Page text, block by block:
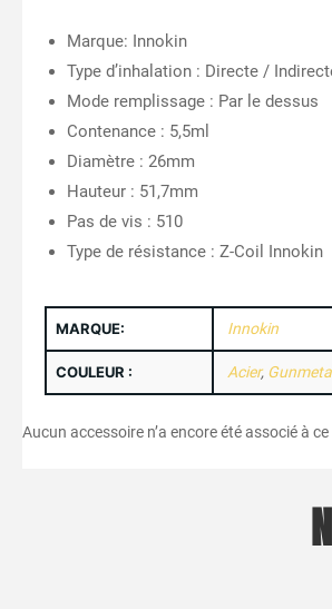
Marque: Innokin
Type d’inhalation : Directe /
Mode remplissage : Par le dessus
Contenance : 5,5ml
Diamètre : 26mm
Hauteur : 51,7mm
Pas de vis : 510
Type de résistance : Z-Coil Innokin
MARQUE: Innokin
COULEUR : Acier,
Aucun accessoire n’a encore été associé à